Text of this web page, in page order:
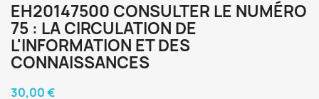
EH20147500 CONSULTER LE NUMÉRO
75 : LA CIRCULATION DE
L'INFORMATION ET DES
CONNAISSANCES
30,00 €